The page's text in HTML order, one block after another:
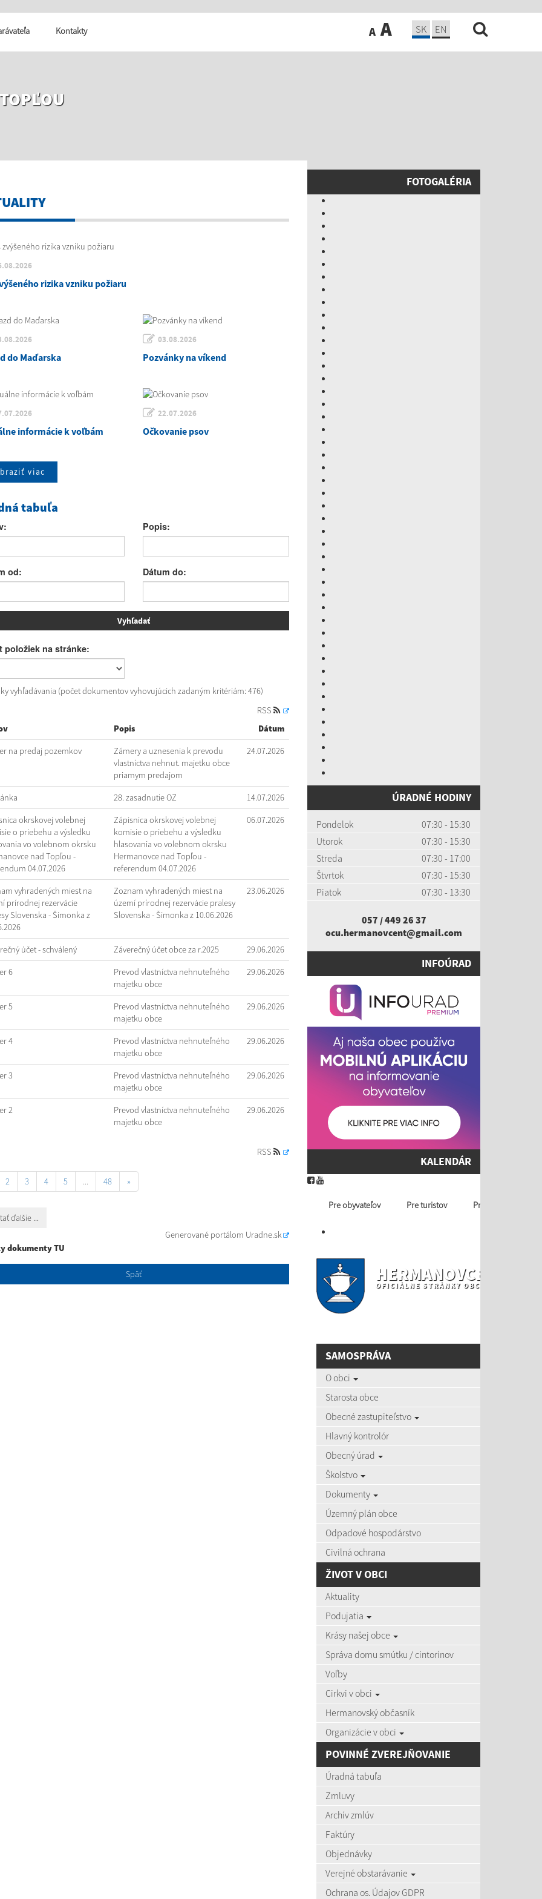
Kontakty A A SK EN
rizika vzniku požiaru
do Maďarska
03.08.2026
Pozvánky na víkend
informácie k voľbám
22.07.2026
Očkovanie psov
viac
tabuľa
Popis:
od: Dátum do:
položiek na stránke:
vyhľadávania (počet dokumentov vyhovujúcich zadaným kritériám: 476)
RSS
Popis Dátum
na predaj pozemkov
Zámery a uznesenia k prevodu
vlastníctva nehnut. majetku obce
priamym predajom
24.07.2026
28. zasadnutie OZ 14.07.2026
okrskovej volebnej
o priebehu a výsledku
vo volebnom okrsku
nad Topľou -
04.07.2026
Zápisnica okrskovej volebnej
komisie o priebehu a výsledku
hlasovania vo volebnom okrsku
Hermanovce nad Topľou -
referendum 04.07.2026
06.07.2026
vyhradených miest na
prírodnej rezervácie
Slovenska - Šimonka z
Zoznam vyhradených miest na
území prírodnej rezervácie pralesy
Slovenska - Šimonka z 10.06.2026
23.06.2026
účet - schválený Záverečný účet obce za r.2025 29.06.2026
6
Prevod vlastníctva nehnuteľného
majetku obce
29.06.2026
5
Prevod vlastníctva nehnuteľného
majetku obce
29.06.2026
4
Prevod vlastníctva nehnuteľného
majetku obce
29.06.2026
3
Prevod vlastníctva nehnuteľného
majetku obce
29.06.2026
2
Prevod vlastníctva nehnuteľného
majetku obce
29.06.2026
RSS
2 3 4 5 ... 48 »
ďalšie ...
Generované portálom Uradne.sk
dokumenty TU
Späť
FOTOGALÉRIA
ÚRADNÉ HODINY
Pondelok
07:30 - 15:30
Utorok
07:30 - 15:30
Streda
07:30 - 17:00
Štvrtok
07:30 - 15:30
Piatok
07:30 - 13:30
057 / 449 26 37
ocu.hermanovcent@gmail.com
INFOÚRAD
KALENDÁR
Pre obyvateľov Pre turistov Profil ver.
HERMANOVCE NAD
OFICIÁLNE STRÁNKY OBCE
SAMOSPRÁVA
O obci
Starosta obce
Obecné zastupiteľstvo
Hlavný kontrolór
Obecný úrad
Školstvo
Dokumenty
Územný plán obce
Odpadové hospodárstvo
Civilná ochrana
ŽIVOT V OBCI
Aktuality
Podujatia
Krásy našej obce
Správa domu smútku / cintorínov
Voľby
Cirkvi v obci
Hermanovský občasník
Organizácie v obci
POVINNÉ ZVEREJŇOVANIE
Úradná tabuľa
Zmluvy
Archív zmlúv
Faktúry
Objednávky
Verejné obstarávanie
Ochrana os. Údajov GDPR